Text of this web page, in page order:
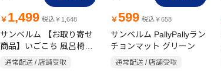
￥ 1,499 税込￥1,648
サンベルム 【お取り寄せ
商品】いごこち 風呂椅子
マット グレー
通常配送 / 店舗受取
￥599 税込￥658
サンベルム PallyPallyラン
チョンマット グリーン
通常配送 / 店舗受取